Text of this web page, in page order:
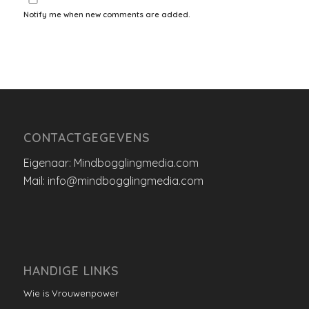
Notify me when new comments are added.
CONTACTGEGEVENS
Eigenaar: Mindbogglingmedia.com
Mail: info@mindbogglingmedia.com
HANDIGE LINKS
Wie is Vrouwenpower